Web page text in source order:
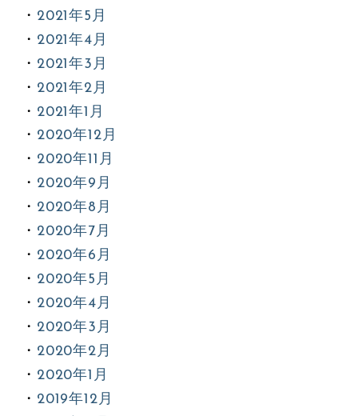
2021年5月
2021年4月
2021年3月
2021年2月
2021年1月
2020年12月
2020年11月
2020年9月
2020年8月
2020年7月
2020年6月
2020年5月
2020年4月
2020年3月
2020年2月
2020年1月
2019年12月